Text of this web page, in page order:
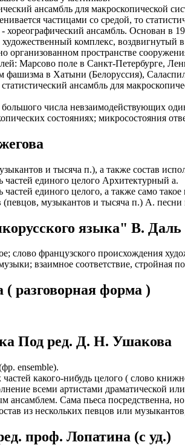
консультация, оформление
оформление визы > отправка >
вакансии > прибытие на
рубежом № 20118251359
ОФОРМЛЕНИЕ ИЗ ЛЮБОГО
предложения по отправке в другие
с опытом работы: рабочий,
ПРЕДСТАВИТЕЛЯ
продукты, в том числе карты.
и консультировать клиентов, как
могут подключать доп. услуги
телефон), за что получают
на следующих позициях: менеджер,
продажам.
Газпром, Альфа-Банк, Промсвязьбанк,
банки, консультирование, продажи.
ансамбль для макроскопической
частицами со средой, то
ансамбль. Основан в
комплекс, воздвигнутый в
организованном пространстве
Марсово поле в Санкт-Петербурге,
фашизма в Хатыни (Белоруссия),
ансамбль для
числа невзаимодействующих
состояниях; микросостояния
и тысяча п.), а также состав
частей единого целого Архитектурный а.
частей единого целого, а также само
(певцов, музыкантов и тысяча п.) А. песни
языка" В. Даль
слово французского происхождения
взаимное соответствие, стройная
разговорная форма )
Под ред. Д. Н. Ушакова
ensemble).
какого-нибудь целого ( слово
всеми артистами драматической
ансамблем. Сама пьеса посредственна,
из нескольких певцов или
проф. Лопатина (c уд.)